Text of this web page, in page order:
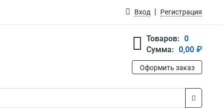
Вход Регистрация
Товаров: 0
Сумма: 0,00 ₽
Оформить заказ